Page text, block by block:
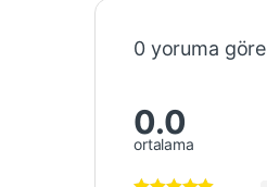
0 yoruma göre
0.0
ortalama